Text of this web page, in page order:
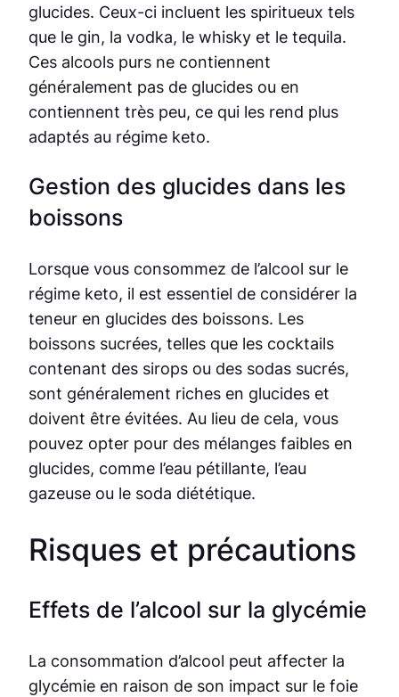
glucides. Ceux-ci incluent les spiritueux tels
que le gin, la vodka, le whisky et le tequila.
Ces alcools purs ne contiennent
généralement pas de glucides ou en
contiennent très peu, ce qui les rend plus
adaptés au régime keto.
Gestion des glucides dans les
boissons
Lorsque vous consommez de l’alcool sur le
régime keto, il est essentiel de considérer la
teneur en glucides des boissons. Les
boissons sucrées, telles que les cocktails
contenant des sirops ou des sodas sucrés,
sont généralement riches en glucides et
doivent être évitées. Au lieu de cela, vous
pouvez opter pour des mélanges faibles en
glucides, comme l’eau pétillante, l’eau
gazeuse ou le soda diététique.
Risques et précautions
Effets de l’alcool sur la glycémie
La consommation d’alcool peut affecter la
glycémie en raison de son impact sur le foie